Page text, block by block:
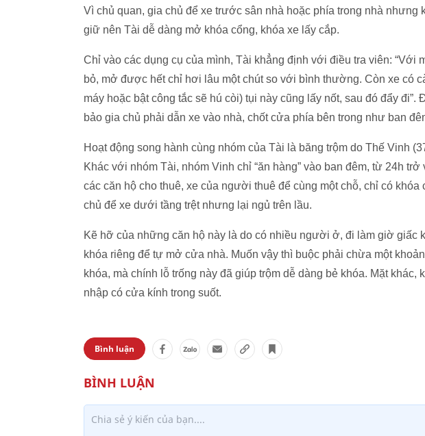
Vì chủ quan, gia chủ để xe trước sân nhà hoặc phía trong nhà
giữ nên Tài dễ dàng mở khóa cổng, khóa xe lấy cắp.
Chỉ vào các dụng cụ của mình, Tài khẳng định với điều tra viên: “Với
bỏ, mở được hết chỉ hơi lâu một chút so với bình thường. Còn xe có
máy hoặc bật công tắc sẽ hú còi) tụi này cũng lấy nốt, sau đó đẩy
bảo gia chủ phải dẫn xe vào nhà, chốt cửa phía bên trong như ban
Hoạt động song hành cùng nhóm của Tài là băng trộm do Thế Vinh
Khác với nhóm Tài, nhóm Vinh chỉ “ăn hàng” vào ban đêm, từ 24h
các căn hộ cho thuê, xe của người thuê để cùng một chỗ, chỉ có
chủ để xe dưới tầng trệt nhưng lại ngủ trên lầu.
Kẽ hỡ của những căn hộ này là do có nhiều người ở, đi làm giờ giấc
khóa riêng để tự mở cửa nhà. Muốn vậy thì buộc phải chừa một
khóa, mà chính lỗ trống này đã giúp trộm dễ dàng bẻ khóa. Mặt khác,
nhập có cửa kính trong suốt.
Bình luận